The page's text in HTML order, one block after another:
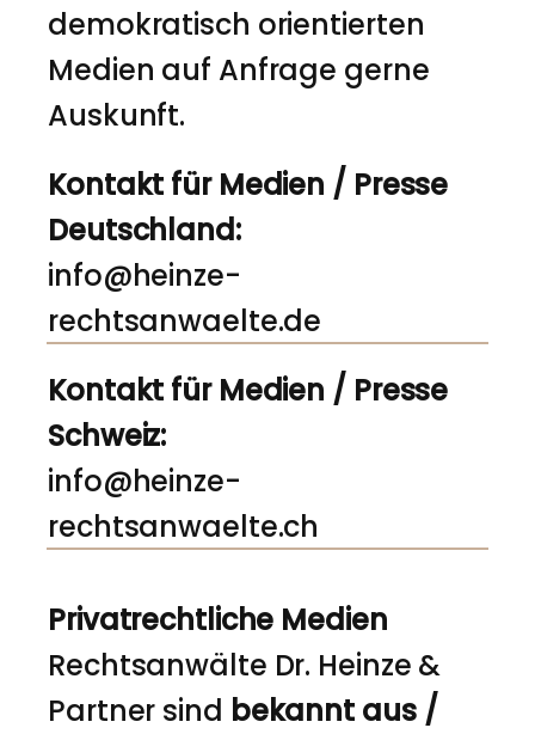
demokratisch orientierten
Medien auf Anfrage gerne
Auskunft.
Kontakt für Medien / Presse
Deutschland:
info@heinze-
rechtsanwaelte.de
Kontakt für Medien / Presse
Schweiz:
info@heinze-
rechtsanwaelte.ch
Privatrechtliche Medien
Rechtsanwälte Dr. Heinze &
Partner sind bekannt aus /